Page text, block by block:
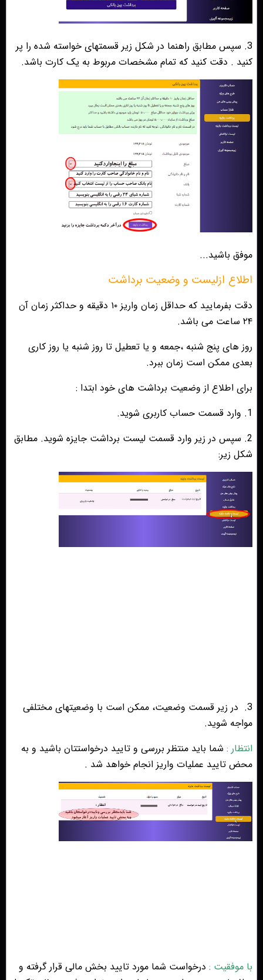
3. سپس مطابق راهنما در شکل زیر قسمتهای خواسته شده را پر
کنید . دقت کنید که تمام مشخصات مربوط به یک کارت باشد.
موفق باشید...
اطلاع ازلیست و وضعیت برداشت
دقت بفرمایید که حداقل زمان واریز ۱۰ دقیقه و حداکثر زمان آن
۲۴ ساعت می باشد.
روز های پنج شنبه ،جمعه و یا تعطیل تا روز شنبه یا روز کاری
بعدی ممکن است زمان ببرد.
برای اطلاع از وضعیت برداشت های خود ابتدا :
1. وارد قسمت حساب کاربری شوید.
2. سپس در زیر وارد قسمت لیست برداشت جایزه شوید. مطابق
شکل زیر:
3.
در زیر قسمت وضعیت، ممکن است با وضعیتهای مختلفی
مواجه شوید.
انتظار : شما باید منتظر بررسی و تایید درخواستتان باشید و به
محض تایید عملیات واریز انجام خواهد شد .
با موفقیت : درخواست شما مورد تایید بخش مالی قرار گرفته و